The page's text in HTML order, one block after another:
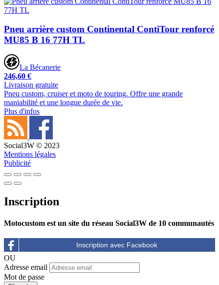
Pneu arrière custom Continental ContiTour renforcé
MU85 B 16 77H TL
La Bécanerie
246,60 €
Livraison gratuite
Pneu custom, cruiser et moto de touring. Offre une grande
maniabilité et une longue durée de vie.
Plus d'infos
Social3W © 2023
Mentions légales
Publicité
Inscription
Motocustom est un site du réseau Social3W de 10 communautés
OU
Adresse email
Mot de passe